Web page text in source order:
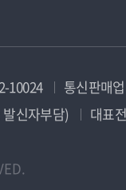
10024
통신판매
신자부담)
대표